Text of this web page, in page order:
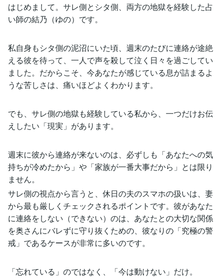
はじめまして。サレ側とシタ側、両方の地獄を経験した占
い師の結乃（ゆの）です。
私自身もシタ側の泥沼にいた頃、週末のたびに連絡が途絶
える彼を待って、一人で声を殺して泣く日々を過ごしてい
ました。だからこそ、今あなたが感じている息が詰まるよ
うな苦しさは、痛いほどよくわかります。
でも、サレ側の地獄も経験している私から、一つだけお伝
えしたい「現実」があります。
週末に彼から連絡が来ないのは、必ずしも「あなたへの気
持ちが冷めたから」や「家族が一番大事だから」とは限り
ません。
サレ側の視点から言うと、休日の夫のスマホの扱いは、妻
から最も厳しくチェックされるポイントです。彼があなた
に連絡をしない（できない）のは、あなたとの大切な関係
を奥さんにバレずに守り抜くための、彼なりの「究極の警
戒」であるケースが非常に多いのです。
「忘れている」のではなく、「今は動けない」だけ。